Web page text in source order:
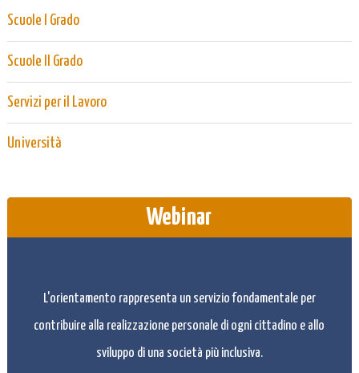
Scuole I Grado
Scuole II Grado
Servizi per il Lavoro
Università
Webinar
L'orientamento rappresenta un servizio fondamentale per
contribuire alla realizzazione personale di ogni cittadino e allo
sviluppo di una società più inclusiva.